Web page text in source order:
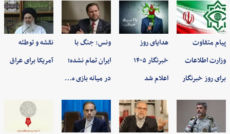
پیام متفاوت
وزارت اطلاعات
برای روز خبرنگار
هدایای روز
خبرنگار ۱۴۰۵
اعلام شد
ونس: جنگ با
ایران تمام نشده؛
در میانه بازی ه…
نقشه و توطئه
آمریکا برای عراق